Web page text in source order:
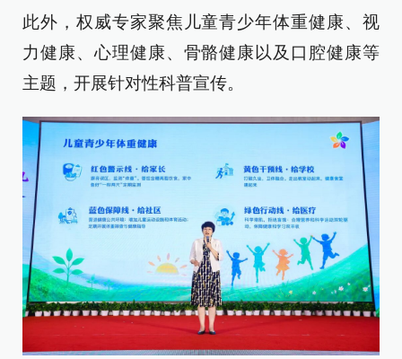
此外，权威专家聚焦儿童青少年体重健康、视
力健康、心理健康、骨骼健康以及口腔健康等
主题，开展针对性科普宣传。